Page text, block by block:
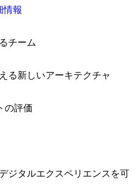
情報
チーム
る新しいアーキテクチャ
の評価
ジタルエクスペリエンスを可